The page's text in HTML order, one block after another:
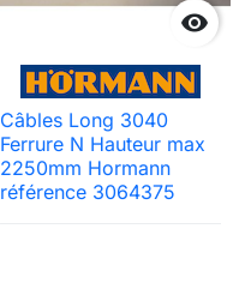

Câbles Long 3040
Ferrure N Hauteur max
2250mm Hormann
référence 3064375